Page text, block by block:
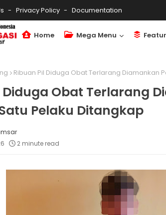
Privacy Policy Documentation
Home Mega Menu
Ribuan Pil Diduga Obat Terlarang Diamankan
Diduga Obat Terlarang
Pelaku Ditangkap
2 minute read